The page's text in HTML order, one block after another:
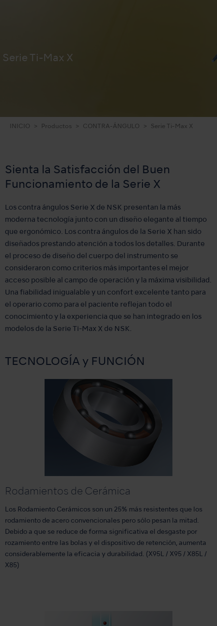
Serie Ti-Max X
INICIO Productos CONTRA-ÁNGULO Serie Ti-Max X
Sienta la Satisfacción del Buen
Funcionamiento de la Serie X
Los contra ángulos Serie X de NSK presentan la más
moderna tecnología junto con un diseño elegante al tiempo
que ergonómico. Los contra ángulos de la Serie X han sido
diseñados prestando atención a todos los detalles. Durante
el proceso de diseño del cuerpo del instrumento se
consideraron como criterios más importantes el mejor
acceso posible al campo de operación y la máxima visibilidad.
Una fiabilidad inigualable y un confort excelente tanto para
el operario como para el paciente reflejan todo el
conocimiento y la experiencia que se han integrado en los
modelos de la Serie Ti-Max X de NSK.
TECNOLOGÍA y FUNCIÓN
Rodamientos de Cerámica
Los Rodamiento Cerámicos son un 25% más resistentes que los
rodamiento de acero convencionales pero sólo pesan la mitad.
Debido a que se reduce de forma significativa el desgaste por
rozamiento entre las bolas y el dispositivo de retención, aumenta
considerablemente la eficacia y durabilidad. (X95L / X95 / X85L /
X85)